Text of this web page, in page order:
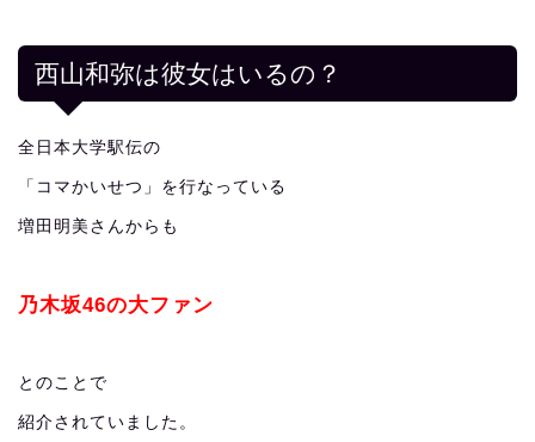
西山和弥は彼女はいるの？
全日本大学駅伝の
「コマかいせつ」を行なっている
増田明美さんからも
乃木坂46の大ファン
とのことで
紹介されていました。